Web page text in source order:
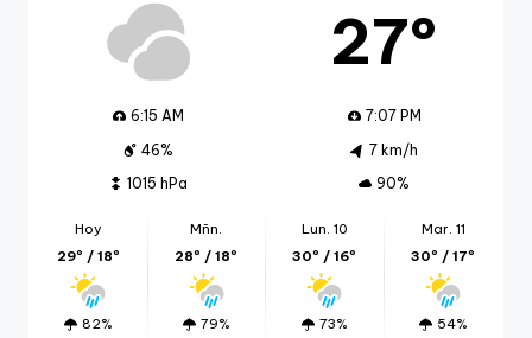
27º
6:15 AM
7:07 PM
46%
7 km/h
1015 hPa
90%
Hoy
29º / 18º
82%
Mñn.
28º / 18º
79%
Lun. 10
30º / 16º
73%
Mar. 11
30º / 17º
54%